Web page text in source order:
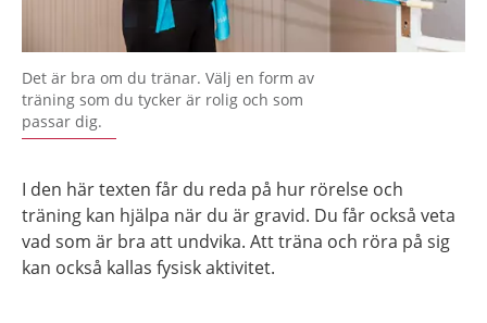
Det är bra om du tränar. Välj en form av
träning som du tycker är rolig och som
passar dig.
I den här texten får du reda på hur rörelse och
träning kan hjälpa när du är gravid. Du får också veta
vad som är bra att undvika. Att träna och röra på sig
kan också kallas fysisk aktivitet.